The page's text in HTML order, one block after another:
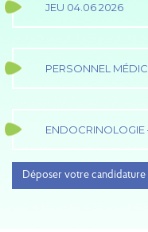
JEU 04.06 2026
PERSONNEL
ENDOCRINOLOGIE
Déposer votre candidature